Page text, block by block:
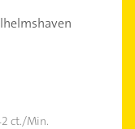
ct./Min.